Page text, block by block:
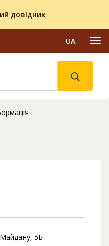
довідник
UA
5Б